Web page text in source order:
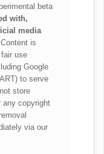
beta
with,
media
is
use
Google
to serve
store
any copyright
via our